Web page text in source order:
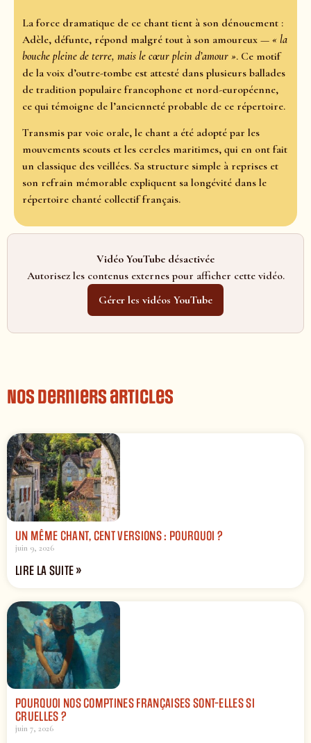
La force dramatique de ce chant tient à son dénouement :
Adèle, défunte, répond malgré tout à son amoureux — « la
bouche pleine de terre, mais le cœur plein d’amour ». Ce motif
de la voix d’outre-tombe est attesté dans plusieurs ballades
de tradition populaire francophone et nord-européenne,
ce qui témoigne de l’ancienneté probable de ce répertoire.
Transmis par voie orale, le chant a été adopté par les
mouvements scouts et les cercles maritimes, qui en ont fait
un classique des veillées. Sa structure simple à reprises et
son refrain mémorable expliquent sa longévité dans le
répertoire chanté collectif français.
Vidéo YouTube désactivée
Autorisez les contenus externes pour afficher cette vidéo.
Gérer les vidéos YouTube
Nos derniers articles
UN MÊME CHANT, CENT VERSIONS : POURQUOI ?
juin 9, 2026
LIRE LA SUITE »
POURQUOI NOS COMPTINES FRANÇAISES SONT-ELLES SI
CRUELLES ?
juin 7, 2026